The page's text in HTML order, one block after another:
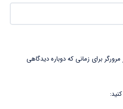
برای زمانی که دوباره دیدگاهی